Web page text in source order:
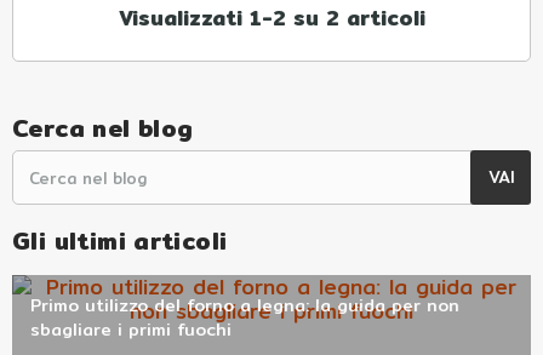
Cerca nel blog
Gli ultimi articoli
Primo utilizzo del forno a legna: la guida per non
sbagliare i primi fuochi
Il Barbecue a Doppia Brace che Cambia il Modo di
CucinareAlfonsino il forno compatto per la vera pizza, ovunque
Visualizzati 1-2 su 2 articoli